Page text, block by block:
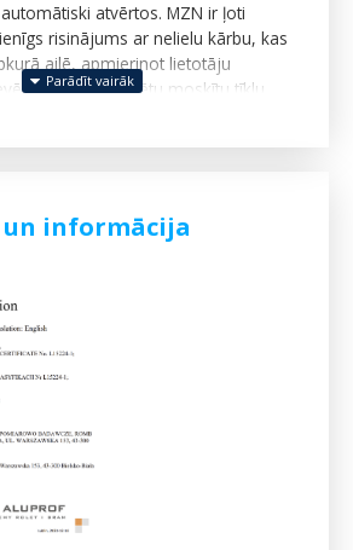
informācija
atvērtos. MZN ir ļoti
risinājums ar nelielu kārbu, kas
ailē, apmierinot lietotāju
uzstādīt fiksētu moskītu tīklu.